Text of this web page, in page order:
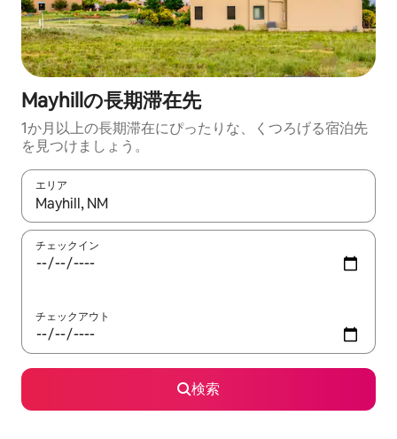
Mayhillの長期滞在先
1か月以上の長期滞在にぴったりな、くつろげる宿泊先
を見つけましょう。
エリア
検索結果が表示されたら、上下の矢印キーを使って移動するか
チェックイン
チェックアウト
検索